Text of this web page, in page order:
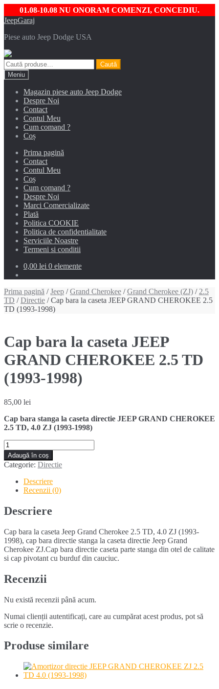
01.08-10.08 NU ONORAM COMENZI, CONCEDIU.
Sari
navigare
Sari
conținut
JeepGaraj
Piese auto Jeep Dodge USA
Caută
după:
Caută
Meniu
Magazin piese auto Jeep Dodge
Despre Noi
Contact
Contul Meu
Cum comand ?
Coș
Prima pagină
Contact
Contul Meu
Coș
Cum comand ?
Despre Noi
Marci Comercializate
Plată
Politica COOKIE
Politica de confidentialitate
Serviciile Noastre
Termeni si conditii
0,00 lei 0 elemente
Prima pagină /Jeep /Grand Cherokee /Grand Cherokee (ZJ) / 2.5
TD /Directie / Cap bara la caseta JEEP GRAND CHEROKEE 2.5
TD (1993-1998)
Cap bara la caseta JEEP
GRAND CHEROKEE 2.5 TD
(1993-1998)
85,00 lei
Cap bara stanga la caseta directie JEEP GRAND CHEROKEE
2.5 TD, 4.0 ZJ (1993-1998)
Cantitate
Cap
bara
la
caseta
JEEP
GRAND
CHEROKEE
2.5
(1993-
1998)
Adaugă în coș
Categorie: Directie
Descriere
Recenzii (0)
Descriere
Cap bara la caseta Jeep Grand Cherokee 2.5 TD, 4.0 ZJ (1993-
1998), cap bara directie stanga la caseta directie Jeep Grand
Cherokee ZJ.Cap bara directie caseta parte stanga din otel de calitate
si cap pivotant cu burduf din cauciuc.
Recenzii
Nu există recenzii până acum.
Numai clienții autentificați, care au cumpărat acest produs, pot să
scrie o recenzie.
Produse similare